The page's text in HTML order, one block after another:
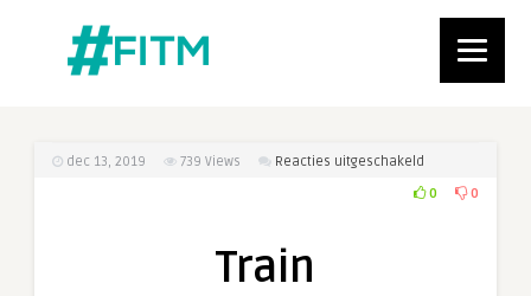
dec 13, 2019 739 Views Reacties uitgeschakeld
Train
0 0
Train